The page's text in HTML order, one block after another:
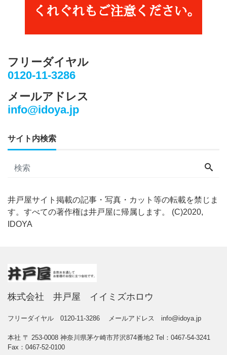
フリーダイヤル
0120-11-3286
メールアドレス
info@idoya.jp
サイト内検索
井戸屋サイト掲載の記事・写真・カット等の転載を禁じま
す。すべての著作権は井戸屋に帰属します。 (C)2020,
IDOYA
株式会社 井戸屋 イイミズホロウ
フリーダイヤル 0120-11-3286 メールアドレス info@idoya.jp
本社 〒 253-0008 神奈川県茅ケ崎市芹沢874番地2 Tel： 0467-54-3241
Fax：0467-52-0100